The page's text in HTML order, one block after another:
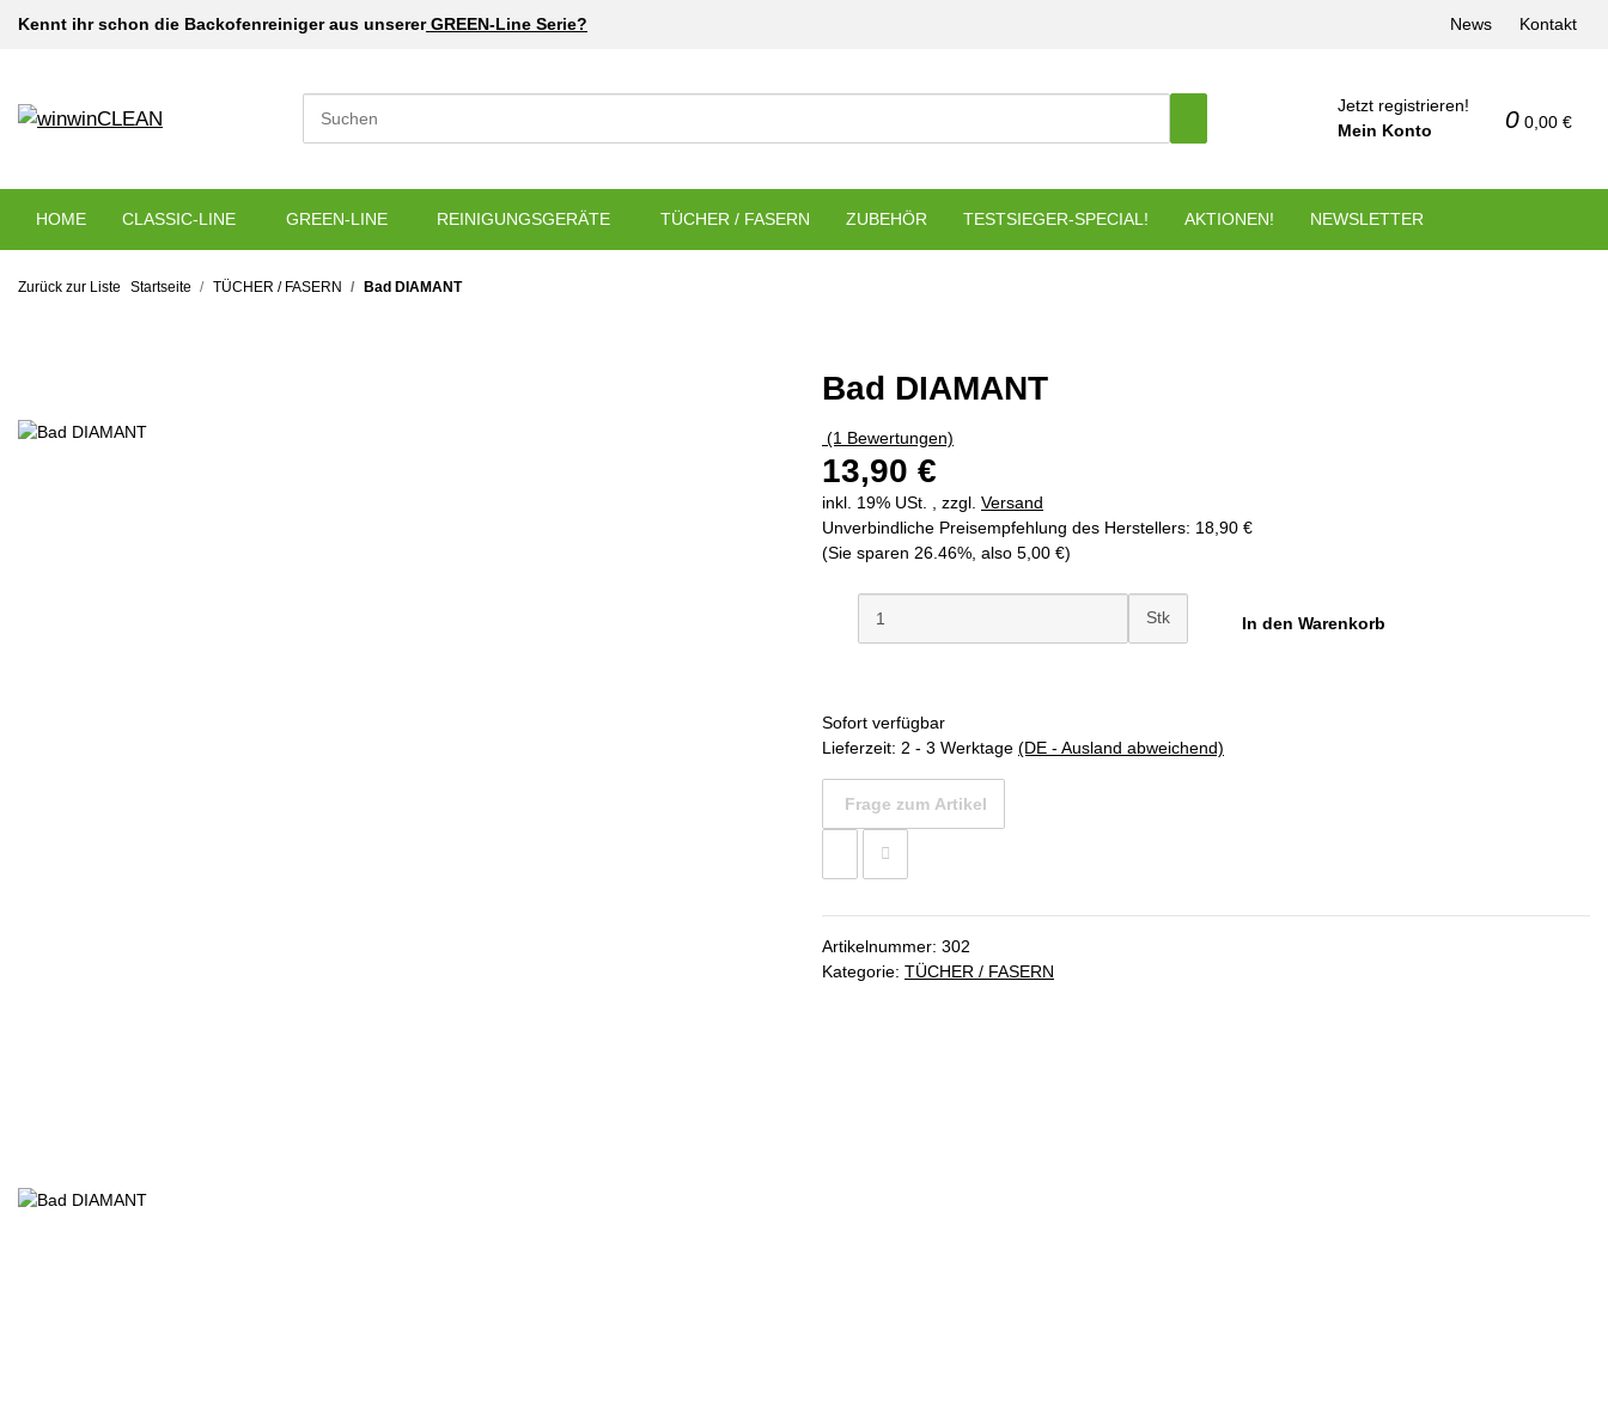
News Kontakt
Kennt ihr schon die Backofenreiniger aus unsererGREEN-Line Serie?
Jetzt registrieren!
Mein Konto
0 0,00 €
CLASSIC-LINE GREEN-LINE REINIGUNGSGERÄTE TÜCHER / FASERN ZUBEHÖR TESTSIEGER-SPECIAL! AKTIONEN!
HOME NEWSLETTER
Zurück zur Liste Startseite TÜCHER / FASERN Bad DIAMANT
Bad DIAMANT
(1 Bewertungen)
13,90 €
inkl. 19% USt. , zzgl. Versand
Unverbindliche Preisempfehlung des Herstellers: 18,90 €
(Sie sparen 26.46% , also 5,00 €)
Stk In den Warenkorb
Sofort verfügbar
Lieferzeit: 2 - 3 Werktage (DE - Ausland abweichend)
Frage zum Artikel
Artikelnummer: 302
Kategorie: TÜCHER / FASERN